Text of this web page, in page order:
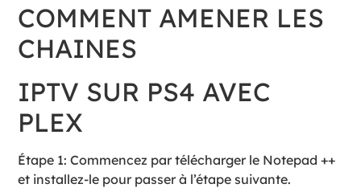
COMMENT AMENER LES
CHAINES
IPTV SUR PS4 AVEC
PLEX
Étape 1: Commencez par télécharger le Notepad ++
et installez-le pour passer à l’étape suivante.